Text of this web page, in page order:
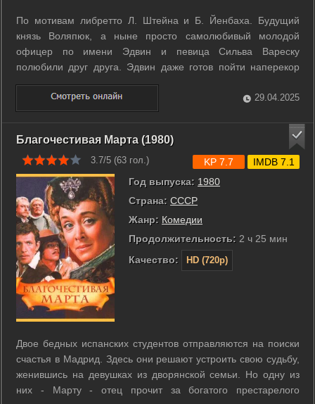
По мотивам либретто Л. Штейна и Б. Йенбаха. Будущий
князь Воляпюк, а ныне просто самолюбивый молодой
офицер по имени Эдвин и певица Сильва Вареску
полюбили друг друга. Эдвин даже готов пойти наперекор
воле знатных родителей и жениться - несмотря на
неизбежный скандал. Но... В оперетте всегда появляется
«но», и всегда не одно. И тем не менее цепь ...
29.04.2025
Благочестивая Марта (1980)
3.7/5 (63 гол.)
Год выпуска: 1980
Страна: СССР
Жанр: Комедии
Продолжительность: 2 ч 25 мин
Качество:
HD (720p)
KP 7.7 IMDB 7.1
Двое бедных испанских студентов отправляются на поиски
счастья в Мадрид. Здесь они решают устроить свою судьбу,
женившись на девушках из дворянской семьи. Но одну из
них - Марту - отец прочит за богатого престарелого